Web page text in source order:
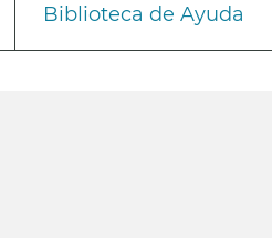
Biblioteca de Ayuda